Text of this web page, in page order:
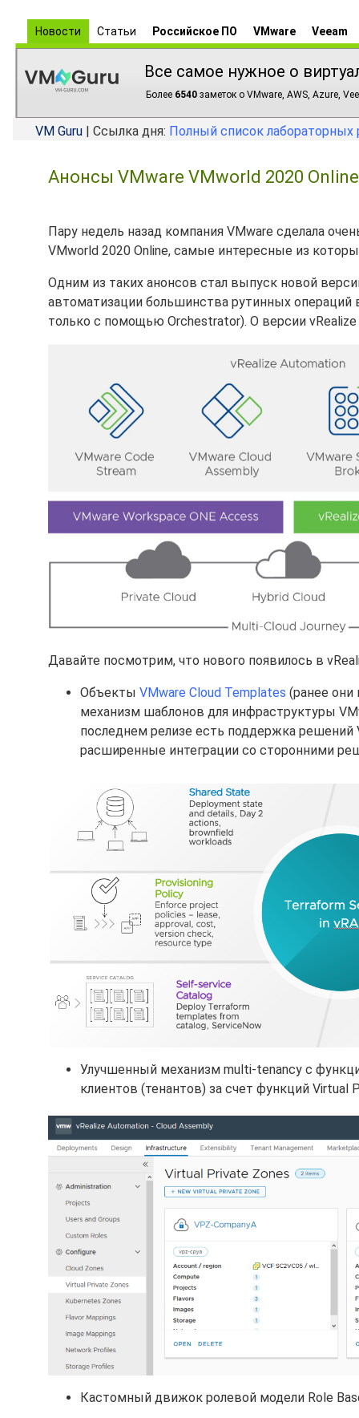
Новости Статьи Российское ПО VMware Veeam
Все самое нужное о
Более 6540 заметок о VMware, AWS, Azure,
VM Guru | Ссылка дня: Полный список лабораторных
Анонсы VMware VMworld 2020
Пару недель назад компания VMware сделала
VMworld 2020 Online, самые интересные из
Одним из таких анонсов стал выпуск новой
автоматизации большинства рутинных операций
только с помощью Orchestrator). О версии
Давайте посмотрим, что нового появилось в
Объекты VMware Cloud Templates (ранее они
механизм шаблонов для инфраструктуры
последнем релизе есть поддержка решений
расширенные интеграции со сторонними
Улучшенный механизм multi-tenancy с
клиентов (тенантов) за счет функций Virtual
Кастомный движок ролевой модели Role